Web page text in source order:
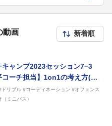
動画
キャンプ2023セッション7−3
コーチ担当】1on1の考え方(イ
1on1)
ドリブル #コーディネーション #オフェンス
ミニバス）